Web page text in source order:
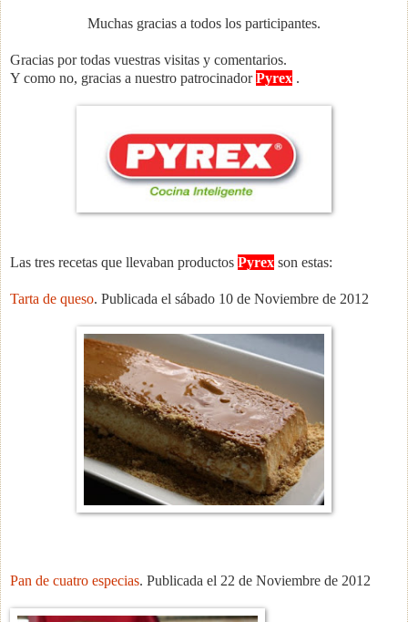
Muchas gracias a todos los participantes.
Gracias por todas vuestras visitas y comentarios.
Y como no, gracias a nuestro patrocinadorPyrex .
Las tres recetas que llevaban productos Pyrex son estas:
Tarta de queso. Publicada el sábado 10 de Noviembre de 2012
Pan de cuatro especias. Publicada el 22 de Noviembre de 2012